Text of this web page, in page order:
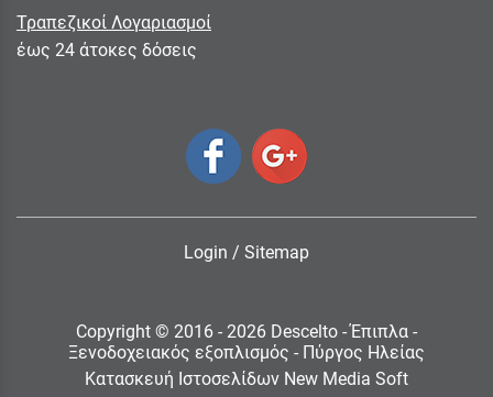
Τραπεζικοί Λογαριασμοί
έως 24 άτοκες δόσεις
Login / Sitemap
Copyright © 2016 - 2026 Descelto - Έπιπλα -
Ξενοδοχειακός εξοπλισμός - Πύργος Ηλείας
Κατασκευή Ιστοσελίδων New Media Soft